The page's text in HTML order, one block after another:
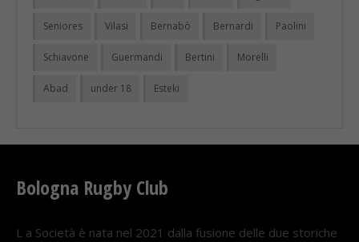
Seniores Vilasi Bernabò Bernardi Paolini
Schiavone Guermandi Bertini Morelli
Abad under 18 Esteki
Bologna Rugby Club
L a Società è nata nel 2021 dalla fusione delle due storiche